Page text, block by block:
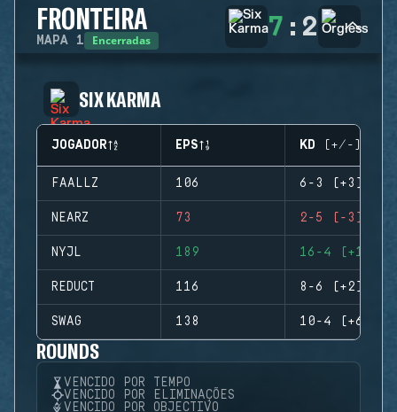
FRONTEIRA
MAPA 1 Encerradas 7 : 2
SIX KARMA
JOGADOR EPS KD (+/-)
FAALLZ 106 6-3 (+3)
NEARZ 73 2-5 (-3)
NYJL 189 16-4 (+12)
REDUCT 116 8-6 (+2)
SWAG 138 10-4 (+6)
ROUNDS
VENCIDO POR TEMPO
VENCIDO POR ELIMINAÇÕES
VENCIDO POR OBJECTIVO